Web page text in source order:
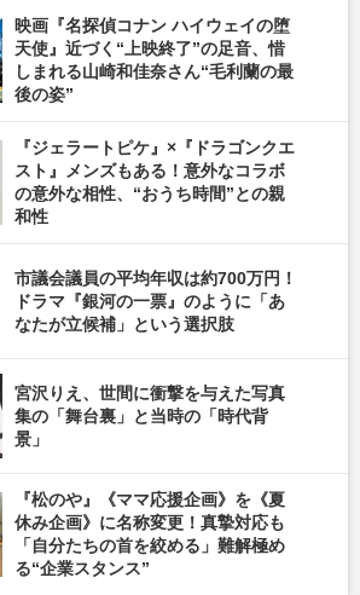
映画『名探偵コナン ハイウェイの堕
天使』近づく“上映終了”の足音、惜
しまれる山崎和佳奈さん“毛利蘭の最
後の姿”
『ジェラートピケ』×『ドラゴンクエ
スト』メンズもある！意外なコラボ
の意外な相性、“おうち時間”との親
和性
市議会議員の平均年収は約700万円！
ドラマ『銀河の一票』のように「あ
なたが立候補」という選択肢
宮沢りえ、世間に衝撃を与えた写真
集の「舞台裏」と当時の「時代背
景」
『松のや』《ママ応援企画》を《夏
休み企画》に名称変更！真摯対応も
「自分たちの首を絞める」難解極め
る“企業スタンス”